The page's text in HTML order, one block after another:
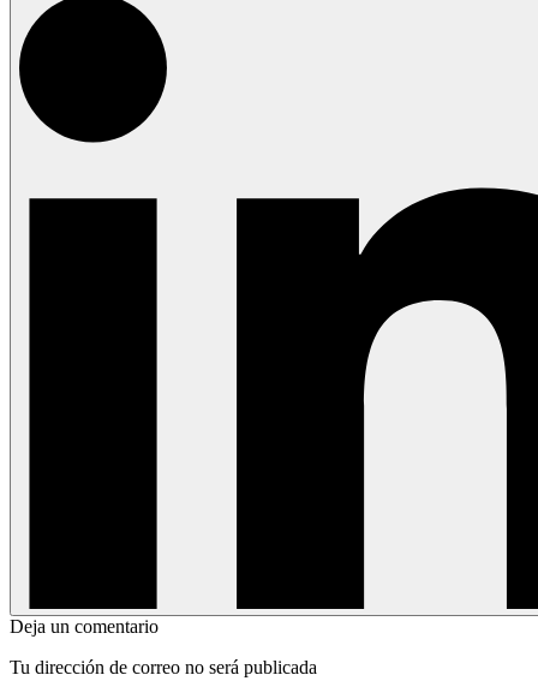
Deja un comentario
Tu dirección de correo no será publicada